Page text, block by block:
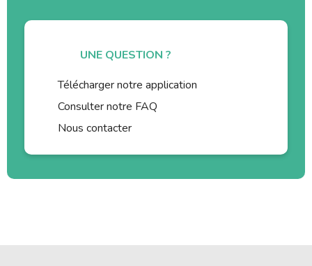
UNE QUESTION ?
Télécharger notre application
Consulter notre FAQ
Nous contacter